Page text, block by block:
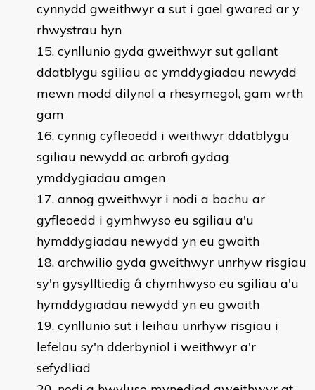
cynnydd gweithwyr a sut i gael gwared ar y
rhwystrau hyn
cynllunio gyda gweithwyr sut gallant
ddatblygu sgiliau ac ymddygiadau newydd
mewn modd dilynol a rhesymegol, gam wrth
gam
cynnig cyfleoedd i weithwyr ddatblygu
sgiliau newydd ac arbrofi gydag
ymddygiadau amgen
annog gweithwyr i nodi a bachu ar
gyfleoedd i gymhwyso eu sgiliau a'u
hymddygiadau newydd yn eu gwaith
archwilio gyda gweithwyr unrhyw risgiau
sy'n gysylltiedig â chymhwyso eu sgiliau a'u
hymddygiadau newydd yn eu gwaith
cynllunio sut i leihau unrhyw risgiau i
lefelau sy'n dderbyniol i weithwyr a'r
sefydliad